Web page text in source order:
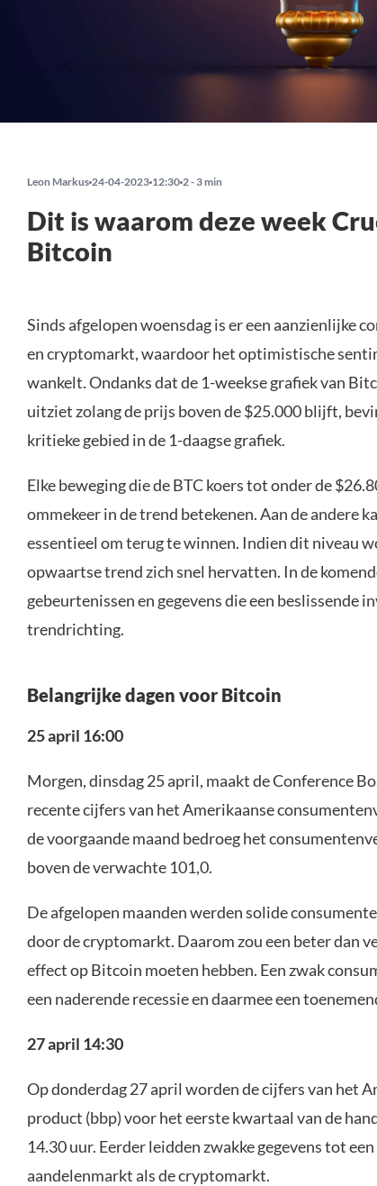
Leon Markus 24-04-2023 12:30 2 - 3 min
Dit is waarom deze week
Bitcoin
Sinds afgelopen woensdag is er een aanzienlijke
en cryptomarkt, waardoor het optimistische
wankelt. Ondanks dat de 1-weekse grafiek van
uitziet zolang de prijs boven de $25.000 blijft,
kritieke gebied in de 1-daagse grafiek.
Elke beweging die de BTC koers tot onder de
ommekeer in de trend betekenen. Aan de andere
essentieel om terug te winnen. Indien dit niveau
opwaartse trend zich snel hervatten. In de
gebeurtenissen en gegevens die een beslissende
trendrichting.
Belangrijke dagen voor Bitcoin
25 april 16:00
Morgen, dinsdag 25 april, maakt de Conference
recente cijfers van het Amerikaanse
de voorgaande maand bedroeg het
boven de verwachte 101,0.
De afgelopen maanden werden solide
door de cryptomarkt. Daarom zou een beter dan
effect op Bitcoin moeten hebben. Een zwak
een naderende recessie en daarmee een
27 april 14:30
Op donderdag 27 april worden de cijfers van het
product (bbp) voor het eerste kwartaal van de
14.30 uur. Eerder leidden zwakke gegevens tot
aandelenmarkt als de cryptomarkt.